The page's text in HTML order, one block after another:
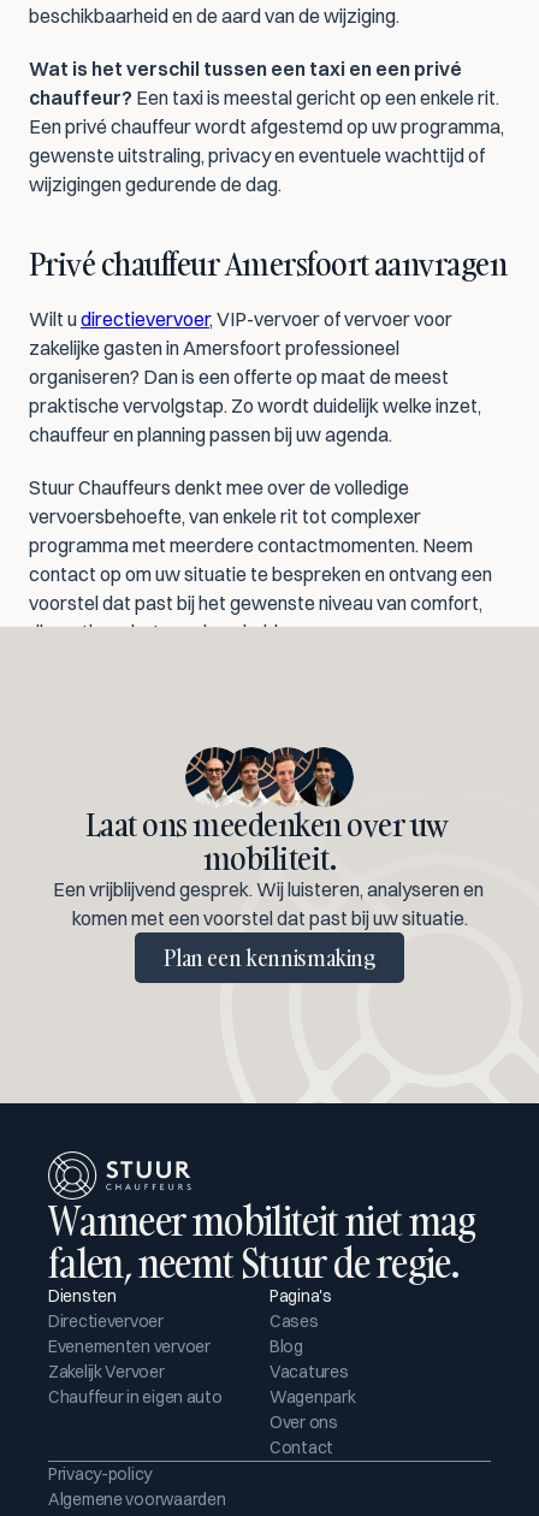
beschikbaarheid en de aard van de wijziging.
Wat is het verschil tussen een taxi en een privé
chauffeur? Een taxi is meestal gericht op een enkele rit.
Een privé chauffeur wordt afgestemd op uw programma,
gewenste uitstraling, privacy en eventuele wachttijd of
wijzigingen gedurende de dag.
Privé chauffeur Amersfoort aanvragen
Wilt u directievervoer, VIP-vervoer of vervoer voor
zakelijke gasten in Amersfoort professioneel
organiseren? Dan is een offerte op maat de meest
praktische vervolgstap. Zo wordt duidelijk welke inzet,
chauffeur en planning passen bij uw agenda.
Stuur Chauffeurs denkt mee over de volledige
vervoersbehoefte, van enkele rit tot complexer
programma met meerdere contactmomenten. Neem
contact op om uw situatie te bespreken en ontvang een
voorstel dat past bij het gewenste niveau van comfort,
discretie en betrouwbaarheid.
Laat ons meedenken over uw
mobiliteit.
Een vrijblijvend gesprek. Wij luisteren, analyseren en
komen met een voorstel dat past bij uw situatie.
Plan een kennismaking
Wanneer mobiliteit niet mag
falen, neemt Stuur de regie.
Diensten
Directievervoer
Evenementen vervoer
Zakelijk Vervoer
Chauffeur in eigen auto
Pagina's
Cases
Blog
Vacatures
Wagenpark
Over ons
Contact
Privacy-policy
Algemene voorwaarden